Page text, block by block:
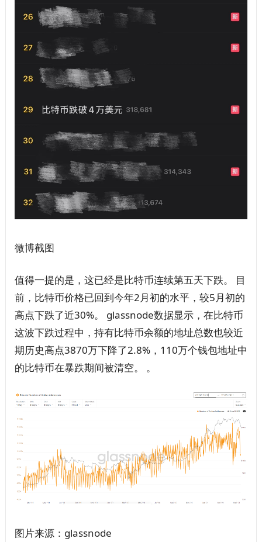
微博截图
值得一提的是，这已经是比特币连续第五天下跌。 目
前，比特币价格已回到今年2月初的水平，较5月初的
高点下跌了近30%。 glassnode数据显示，在比特币
这波下跌过程中，持有比特币余额的地址总数也较近
期历史高点3870万下降了2.8%，110万个钱包地址中
的比特币在暴跌期间被清空。 。
图片来源：glassnode